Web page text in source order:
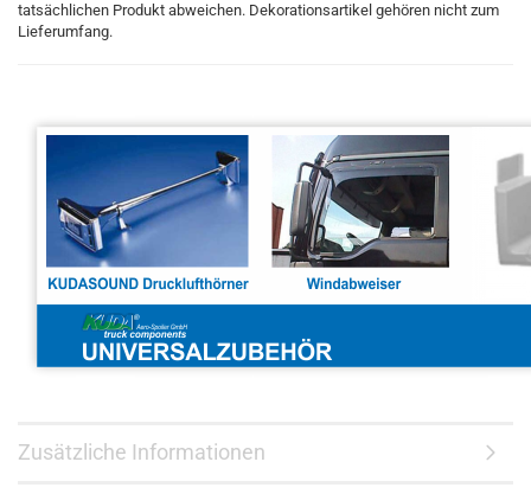
tatsächlichen Produkt abweichen. Dekorationsartikel gehören nicht zum
Lieferumfang.
Zusätzliche Informationen